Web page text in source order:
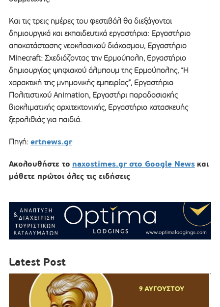
Και τις τρεις ημέρες του φεστιβάλ θα διεξάγονται
δημιουργικά και εκπαιδευτικά εργαστήρια: Εργαστήριο
αποκατάστασης νεοκλασικού διάκοσμου, Εργαστήριο
Minecraft: Σχεδιάζοντας την Ερμούπολη, Εργαστήριο
δημιουργίας ψηφιακού άλμπουμ της Ερμούπολης, “Η
χαρακτική της μνημονικής εμπειρίας”, Εργαστήριο
Πολιτιστικού Animation, Εργαστήρι παραδοσιακής
βιοκλιματικής αρχιτεκτονικής, Εργαστήριο κατασκευής
ξερολιθιάς για παιδιά.
Πηγή: ertnews.gr
Ακολουθήστε το naxostimes.gr στο Google News και
μάθετε πρώτοι όλες τις ειδήσεις
Latest Post